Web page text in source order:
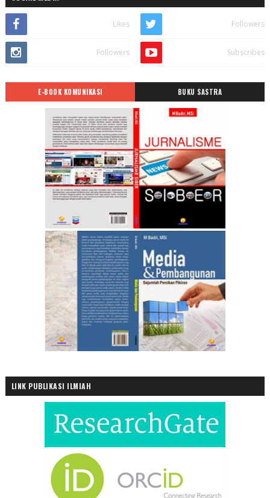
Likes Followers
Followers Subscribes
E-BOOK KOMUNIKASI BUKU SASTRA
LINK PUBLIKASI ILMIAH